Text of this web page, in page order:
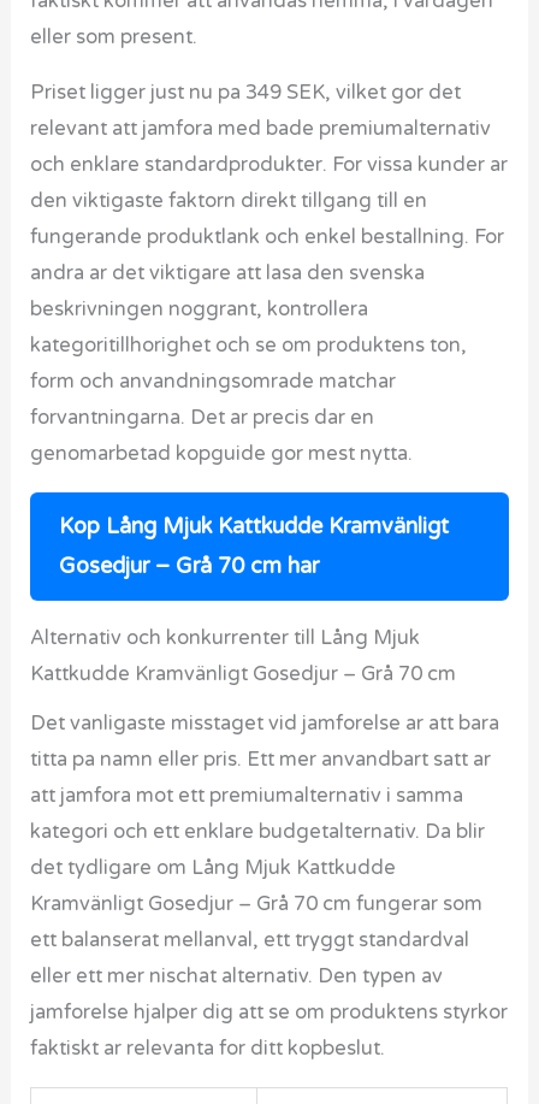
eller som present.
Priset ligger just nu pa 349 SEK, vilket gor det
relevant att jamfora med bade premiumalternativ
och enklare standardprodukter. For vissa kunder ar
den viktigaste faktorn direkt tillgang till en
fungerande produktlank och enkel bestallning. For
andra ar det viktigare att lasa den svenska
beskrivningen noggrant, kontrollera
kategoritillhorighet och se om produktens ton,
form och anvandningsomrade matchar
forvantningarna. Det ar precis dar en
genomarbetad kopguide gor mest nytta.
Kop Lång Mjuk Kattkudde Kramvänligt
Gosedjur – Grå 70 cm har
Alternativ och konkurrenter till Lång Mjuk
Kattkudde Kramvänligt Gosedjur – Grå 70 cm
Det vanligaste misstaget vid jamforelse ar att bara
titta pa namn eller pris. Ett mer anvandbart satt ar
att jamfora mot ett premiumalternativ i samma
kategori och ett enklare budgetalternativ. Da blir
det tydligare om Lång Mjuk Kattkudde
Kramvänligt Gosedjur – Grå 70 cm fungerar som
ett balanserat mellanval, ett tryggt standardval
eller ett mer nischat alternativ. Den typen av
jamforelse hjalper dig att se om produktens styrkor
faktiskt ar relevanta for ditt kopbeslut.